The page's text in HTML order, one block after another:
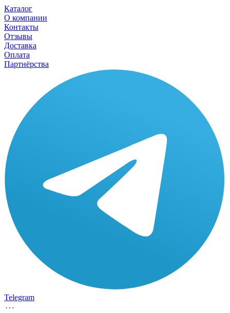
Каталог
О компании
Контакты
Отзывы
Доставка
Оплата
Партнёрства
Telegram